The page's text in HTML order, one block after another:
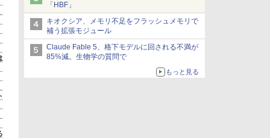
「HBF」
キオクシア、メモリ不足をフラッシュメモリで
補う拡張モジュール
Claude Fable 5、格下モデルに回される不満が
85%減。生物学の質問で
もっと見る